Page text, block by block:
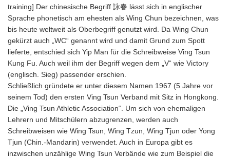
training] Der chinesische Begriff 詠春 lässt sich in englischer
Sprache phonetisch am ehesten als Wing Chun bezeichnen, was
bis heute weltweit als Oberbegriff genutzt wird. Da Wing Chun
gekürzt auch „WC“ genannt wird und damit Grund zum Spott
lieferte, entschied sich Yip Man für die Schreibweise Ving Tsun
Kung Fu. Auch weil ihm der Begriff wegen dem „V“ wie Victory
(englisch. Sieg) passender erschien.
Schließlich gründete er unter diesem Namen 1967 (5 Jahre vor
seinem Tod) den ersten Ving Tsun Verband mit Sitz in Hongkong.
Die „Ving Tsun Athletic Association“. Um sich von ehemaligen
Lehrern und Mitschülern abzugrenzen, werden auch
Schreibweisen wie Wing Tsun, Wing Tzun, Wing Tjun oder Yong
Tjun (Chin.-Mandarin) verwendet. Auch in Europa gibt es
inzwischen unzählige Wing Tsun Verbände wie zum Beispiel die